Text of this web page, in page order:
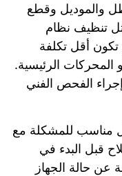
والموديل وقطع
تنظيف نظام
أقل تكلفة
المحركات الرئيسية.
الفحص الفني
مناسب للمشكلة مع
قبل البدء في
عن حالة الجهاز